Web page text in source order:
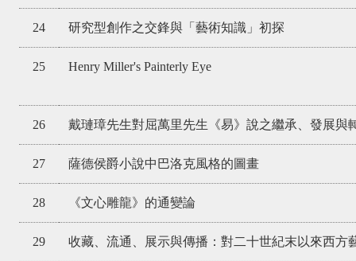
24 研究型創作之交鋒與「藝術知識」初探
25 Henry Miller's Painterly Eye
26 戴璉璋先生對屈萬里先生《易》說之繼承、發展與
27 薩德侯爵小說中巴洛克風格的圖畫
28 《文心雕龍》的通變論
29 收藏、流通、展示與傳播：對二十世紀末以來西方